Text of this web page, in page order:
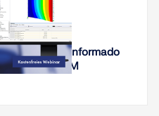
Geográfica
proporciona mapas de
rápida de cargas de
vidrio conformado
de RFEM